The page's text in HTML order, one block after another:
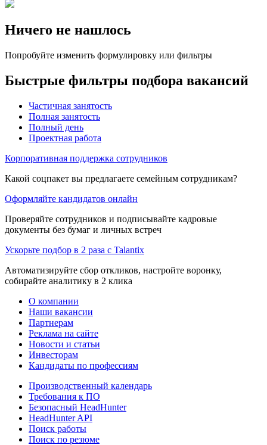
Ничего не нашлось
Попробуйте изменить формулировку или фильтры
Быстрые фильтры подбора вакансий
Частичная занятость
Полная занятость
Полный день
Проектная работа
Корпоративная поддержка сотрудников
Какой соцпакет вы предлагаете семейным сотрудникам?
Оформляйте кандидатов онлайн
Проверяйте сотрудников и подписывайте кадровые
документы без бумаг и личных встреч
Ускорьте подбор в 2 раза с Talantix
Автоматизируйте сбор откликов, настройте воронку,
собирайте аналитику в 2 клика
О компании
Наши вакансии
Партнерам
Реклама на сайте
Новости и статьи
Инвесторам
Кандидаты по профессиям
Производственный календарь
Требования к ПО
Безопасный HeadHunter
HeadHunter API
Поиск работы
Поиск по резюме